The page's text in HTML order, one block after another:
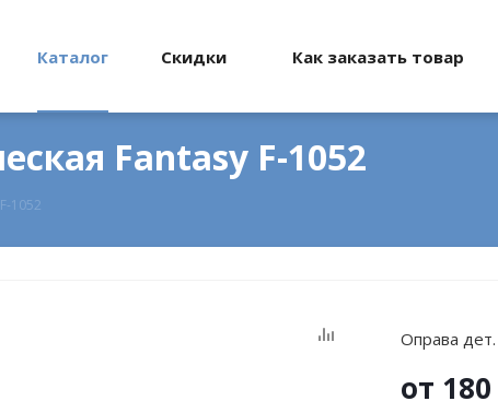
Каталог Скидки Как заказать товар
Fantasy F-1052
1052
Оправа
от